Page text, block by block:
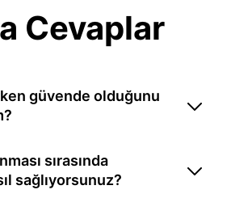
Cevaplar
güvende olduğunu
sırasında
sağlıyorsunuz?